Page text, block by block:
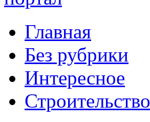
Главная
Без рубрики
Интересное
Строительство